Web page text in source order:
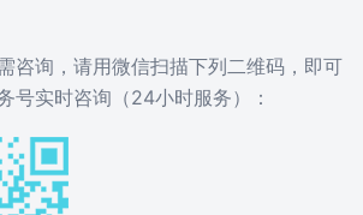
咨询，请用微信扫描下列二维码，即可
号实时咨询（24小时服务）：